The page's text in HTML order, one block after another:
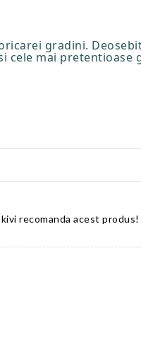
gradini.
cele mai
kivi recomanda acest produs!